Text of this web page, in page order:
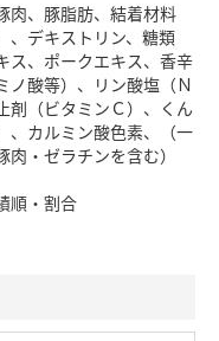
肉、豚脂肪、結着材料
、デキストリン、糖類
ス、ポークエキス、香辛
ノ酸等）、リン酸塩（Ｎ
剤（ビタミンＣ）、くん
、カルミン酸色素、（一
肉・ゼラチンを含む）
順・割合